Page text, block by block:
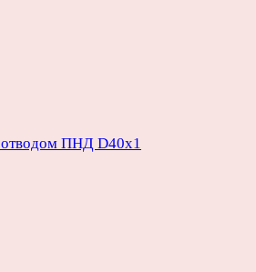
отводом ПНД D40х1